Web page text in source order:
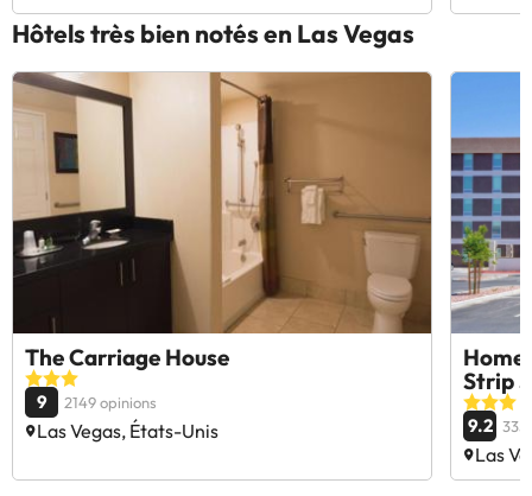
Hôtels très bien notés en Las Vegas
The Carriage House
9 2149 opinions
Las Vegas, États-Unis
Strip
9.2 335
Las